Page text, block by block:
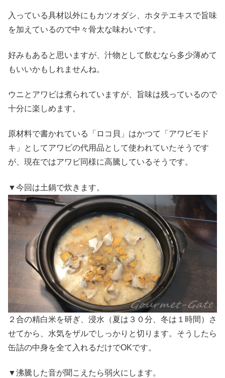
入っている具材以外にもカツオダシ、ホタテエキスで旨味
を加えているので中々骨太な味わいです。
好みもあると思いますが、汁物として飲むなら多少薄めて
もいいかもしれませんね。
ウニとアワビは煮られていますが、旨味は残っているので
十分に楽しめます。
原材料で書かれている「ロコ貝」はかつて「アワビモド
キ」としてアワビの代用品として使われていたそうです
が、現在ではアワビ同様に高騰しているそうです。
▼今回は土鍋で炊きます。
２合の精白米を研ぎ、浸水（夏は３０分、冬は１時間）さ
せてから、水気をザルでしっかりと切ります。そうしたら
缶詰の中身を全て入れるだけでOKです。
▼沸騰した音が聞こえたら弱火にします。